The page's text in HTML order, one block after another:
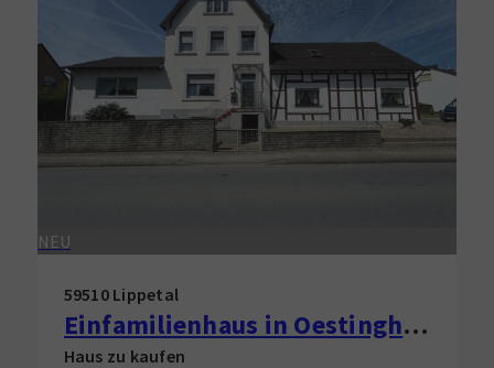
NEU
59510 Lippetal
Einfamilienhaus in Oestinghausen zu verkaufen!
Haus zu kaufen